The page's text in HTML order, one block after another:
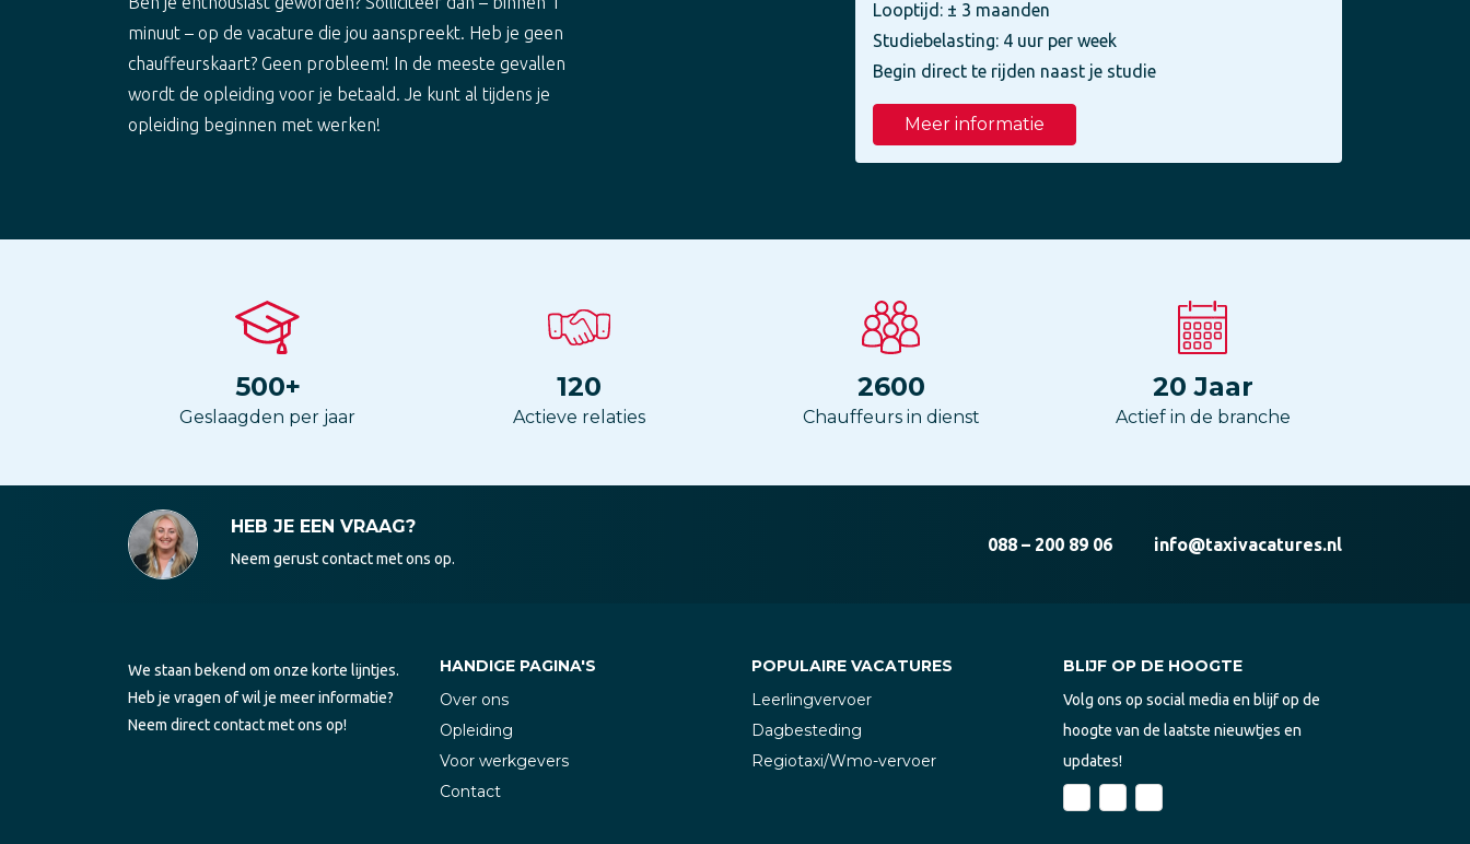
minuut – op de vacature die jou aanspreekt. Heb je geen
chauffeurskaart? Geen probleem! In de meeste gevallen
wordt de opleiding voor je betaald. Je kunt al tijdens je
opleiding beginnen met werken!
Looptijd: ± 3 maanden
Studiebelasting: 4 uur per week
Begin direct te rijden naast je studie
Meer informatie
500+
Geslaagden per jaar
120
Actieve relaties
2600
Chauffeurs in dienst
20 Jaar
Actief in de branche
HEB JE EEN VRAAG?
Neem gerust contact met ons op.
088 – 200 89 06 info@taxivacatures.nl
We staan bekend om onze korte lijntjes.
Heb je vragen of wil je meer informatie?
Neem direct contact met ons op!
HANDIGE PAGINA'S
Over ons
Opleiding
Voor werkgevers
Contact
POPULAIRE VACATURES
Leerlingvervoer
Dagbesteding
Regiotaxi/Wmo-vervoer
BLIJF OP DE HOOGTE
Volg ons op social media en blijf op de
hoogte van de laatste nieuwtjes en
updates!